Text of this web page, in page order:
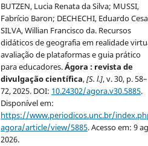
BUTZEN, Lucia Renata da Silva; MUSSI,
Fabrício Baron; DECHECHI, Eduardo
SILVA, Willian Francisco da. Recursos
didáticos de geografia em realidade
avaliação de plataformas e guia prático
para educadores.Ágora : revista de
divulgação científica,[S. l.], v. 30, p. 58–
72, 2025. DOI: 10.24302/agora.v30.5885.
Disponível em:
https://www.periodicos.unc.br/
agora/article/view/5885. Acesso em: 9
2026.